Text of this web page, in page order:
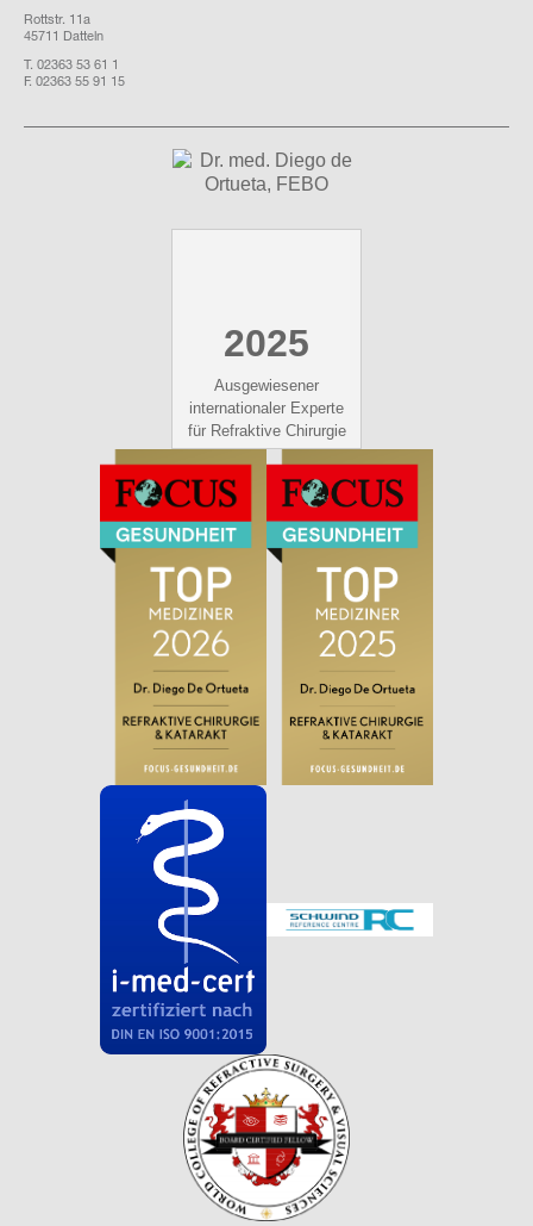
Rottstr. 11a
45711 Datteln
T. 02363 53 61 1
F. 02363 55 91 15
2025
Ausgewiesener
internationaler Experte
für Refraktive Chirurgie